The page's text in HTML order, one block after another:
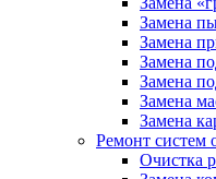
Замена
Замена
Замена
Замена
Замена
Замена
Ремонт систем
Очистка